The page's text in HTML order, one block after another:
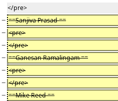
</pre>
− ==Sanjiva Prasad ==
− <pre>
− </pre>
− ==Ganesan Ramalingam ==
− <pre>
− </pre>
− ==Mike Reed ==